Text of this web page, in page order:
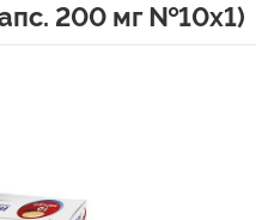
200 мг №10х1)